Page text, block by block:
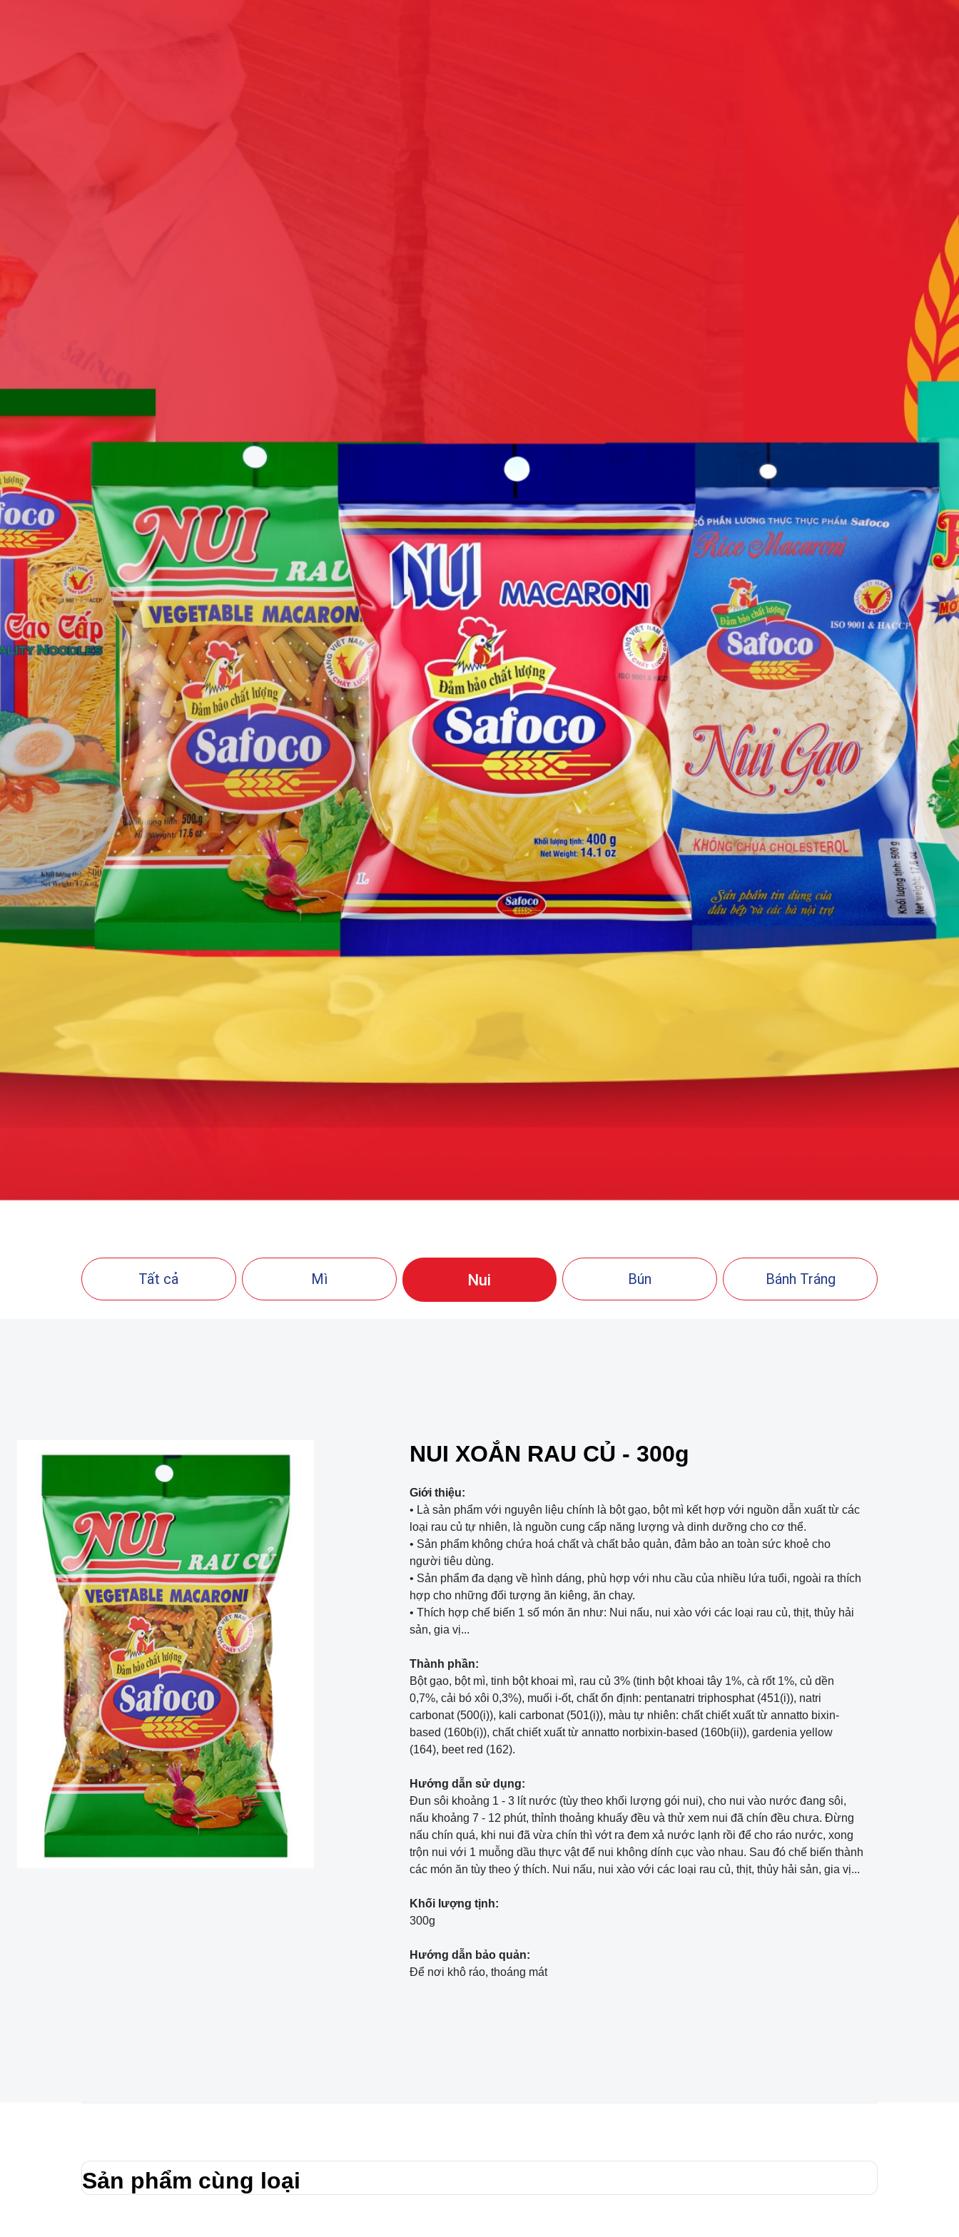
Tất cả Mì Nui Bún Bánh Tráng
NUI XOẮN RAU CỦ - 300g
Giới thiệu:
• Là sản phẩm với nguyên liệu chính là bột gạo, bột mì kết hợp với nguồn dẫn xuất từ các
loại rau củ tự nhiên, là nguồn cung cấp năng lượng và dinh dưỡng cho cơ thể.
• Sản phẩm không chứa hoá chất và chất bảo quản, đảm bảo an toàn sức khoẻ cho
người tiêu dùng.
• Sản phẩm đa dạng về hình dáng, phù hợp với nhu cầu của nhiều lứa tuổi, ngoài ra thích
hợp cho những đối tượng ăn kiêng, ăn chay.
• Thích hợp chế biến 1 số món ăn như: Nui nấu, nui xào với các loại rau củ, thịt, thủy hải
sản, gia vị...
Thành phần:
Bột gạo, bột mì, tinh bột khoai mì, rau củ 3% (tinh bột khoai tây 1%, cà rốt 1%, củ dền
0,7%, cải bó xôi 0,3%), muối i-ốt, chất ổn định: pentanatri triphosphat (451(i)), natri
carbonat (500(i)), kali carbonat (501(i)), màu tự nhiên: chất chiết xuất từ annatto bixin-
based (160b(i)), chất chiết xuất từ annatto norbixin-based (160b(ii)), gardenia yellow
(164), beet red (162).
Hướng dẫn sử dụng:
Đun sôi khoảng 1 - 3 lít nước (tùy theo khối lượng gói nui), cho nui vào nước đang sôi,
nấu khoảng 7 - 12 phút, thỉnh thoảng khuấy đều và thử xem nui đã chín đều chưa. Đừng
nấu chín quá, khi nui đã vừa chín thì vớt ra đem xả nước lạnh rồi để cho ráo nước, xong
trộn nui với 1 muỗng dầu thực vật để nui không dính cục vào nhau. Sau đó chế biến thành
các món ăn tùy theo ý thích. Nui nấu, nui xào với các loại rau củ, thịt, thủy hải sản, gia vị...
Khối lượng tịnh:
300g
Hướng dẫn bảo quản:
Để nơi khô ráo, thoáng mát
Sản phẩm cùng loại